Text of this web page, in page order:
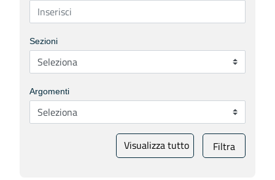
Sezioni
Argomenti
Visualizza tutto Filtra